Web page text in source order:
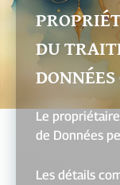
DU
Le
de Données
Les détails